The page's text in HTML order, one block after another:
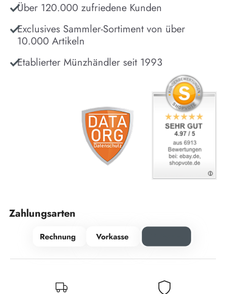
Über 120.000 zufriedene Kunden
Exclusives Sammler-Sortiment von über
10.000 Artikeln
Etablierter Münzhändler seit 1993
Zahlungsarten